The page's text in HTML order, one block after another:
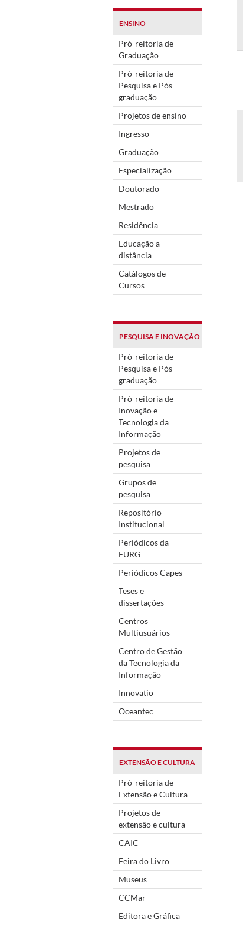
ENSINO
Pró-reitoria de
Graduação
Pró-reitoria de
Pesquisa e Pós-
graduação
Projetos de ensino
Ingresso
Graduação
Especialização
Doutorado
Mestrado
Residência
Educação a
distância
Catálogos de
Cursos
PESQUISA E INOVAÇÃO
Pró-reitoria de
Pesquisa e Pós-
graduação
Pró-reitoria de
Inovação e
Tecnologia da
Informação
Projetos de
pesquisa
Grupos de
pesquisa
Repositório
Institucional
Periódicos da
FURG
Periódicos Capes
Teses e
dissertações
Centros
Multiusuários
Centro de Gestão
da Tecnologia da
Informação
Innovatio
Oceantec
EXTENSÃO E CULTURA
Pró-reitoria de
Extensão e Cultura
Projetos de
extensão e cultura
CAIC
Feira do Livro
Museus
CCMar
Editora e Gráfica